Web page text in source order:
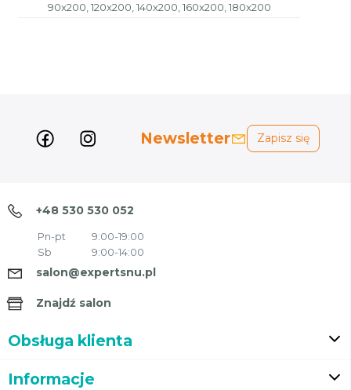
90x200, 120x200, 140x200, 160x200, 180x200
Newsletter Zapisz się
+48 530 530 052
Pn-pt
9:00-19:00
Sb
9:00-14:00
salon@expertsnu.pl
Znajdź salon
Obsługa klienta
Informacje